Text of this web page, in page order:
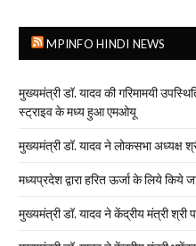
MPINFO HINDI NEWS
मुख्यमंत्री डॉ. यादव की गरिमामयी
स्ट्राइव के मध्य हुआ एमओयू
मुख्यमंत्री डॉ. यादव ने लोकसभा अध्यक्ष
मध्यप्रदेश द्वारा हरित ऊर्जा के लिये किये
मुख्यमंत्री डॉ. यादव ने केंद्रीय मंत्री श्री